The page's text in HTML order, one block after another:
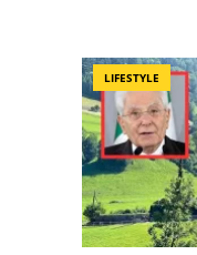
LIFESTYLE